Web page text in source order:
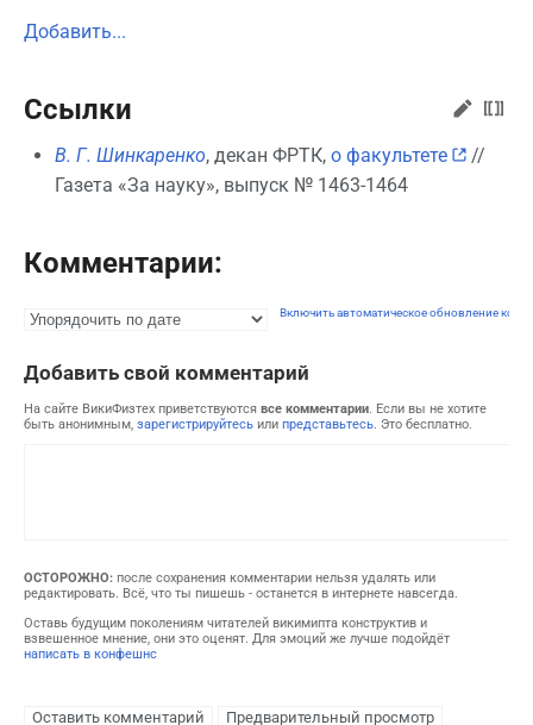
Добавить...
Ссылки
В. Г. Шинкаренко, декан ФРТК, о факультете
//
Газета «За науку», выпуск № 1463-1464
Комментарии:
Включить автоматическое обновление
Добавить свой комментарий
На сайте ВикиФизтех приветствуются все комментарии. Если вы не хотите
быть анонимным, зарегистрируйтесь или представьтесь. Это бесплатно.
ОСТОРОЖНО: после сохранения комментарии нельзя удалять или
редактировать. Всё, что ты пишешь - останется в интернете навсегда.
Оставь будущим поколениям читателей викимипта конструктив и
взвешенное мнение, они это оценят. Для эмоций же лучше подойдёт
написать в конфешнс